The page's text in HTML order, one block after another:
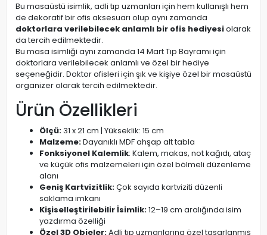
Bu masaüstü isimlik, adli tıp uzmanları için hem kullanışlı hem
de dekoratif bir ofis aksesuarı olup aynı zamanda
doktorlara verilebilecek anlamlı bir ofis hediyesiolarak
da tercih edilmektedir.
Bu masa isimliği aynı zamanda 14 Mart Tıp Bayramı için
doktorlara verilebilecek anlamlı ve özel bir hediye
seçeneğidir. Doktor ofisleri için şık ve kişiye özel bir masaüstü
organizer olarak tercih edilmektedir.
Ürün Özellikleri
Ölçü:31 x 21 cm | Yükseklik: 15 cm
Malzeme:Dayanıklı MDF ahşap alt tabla
Fonksiyonel Kalemlik: Kalem, makas, not kağıdı, ataç
ve küçük ofis malzemeleri için özel bölmeli düzenleme
alanı
Geniş Kartvizitlik:Çok sayıda kartviziti düzenli
saklama imkanı
Kişiselleştirilebilir İsimlik:12–19 cm aralığında isim
yazdırma özelliği
Özel 3D Objeler:Adli tıp uzmanlarına özel tasarlanmış